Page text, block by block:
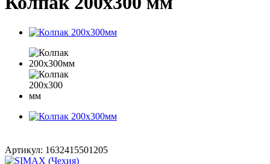
Артикул: 1632415501205